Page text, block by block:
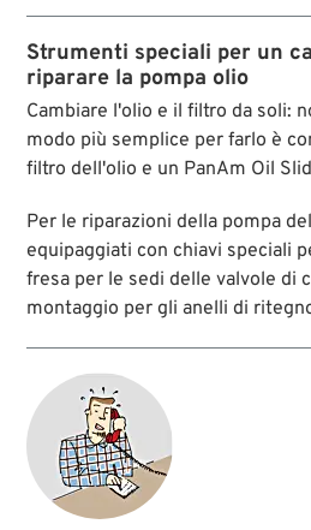
Strumenti speciali per un
riparare la pompa olio
Cambiare l'olio e il filtro da soli:
modo più semplice per farlo è
filtro dell'olio e un PanAm Oil
Per le riparazioni della pompa
equipaggiati con chiavi speciali
fresa per le sedi delle valvole di
montaggio per gli anelli di